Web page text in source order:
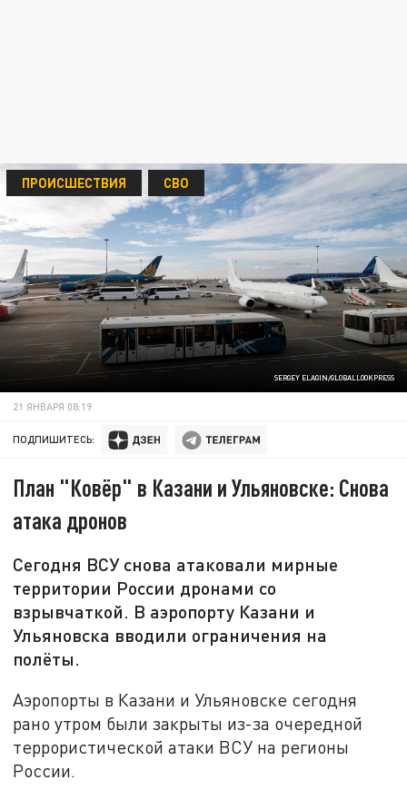
SERGEY ELAGIN/GLOBALLOOKPRESS
ПРОИСШЕСТВИЯ СВО
21 ЯНВАРЯ 08:19
ПОДПИШИТЕСЬ:
План "Ковёр" в Казани и Ульяновске: Снова
атака дронов
Сегодня ВСУ снова атаковали мирные
территории России дронами со
взрывчаткой. В аэропорту Казани и
Ульяновска вводили ограничения на
полёты.
Аэропорты в Казани и Ульяновске сегодня
рано утром были закрыты из-за очередной
террористической атаки ВСУ на регионы
России.